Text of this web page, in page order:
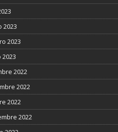
2023
2023
2022
2022
2022
2022